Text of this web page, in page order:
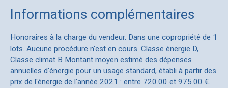
Informations complémentaires
Honoraires à la charge du vendeur. Dans une copropriété de 1
lots. Aucune procédure n'est en cours. Classe énergie D,
Classe climat B Montant moyen estimé des dépenses
annuelles d'énergie pour un usage standard, établi à partir des
prix de l'énergie de l'année 2021 : entre 720.00 et 975.00 €.